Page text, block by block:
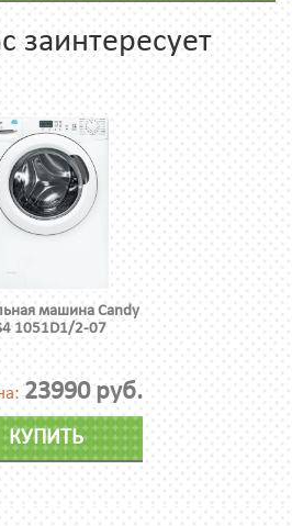
заинтересует
машина Candy
1051D1/2-07
23990 руб.
КУПИТЬ